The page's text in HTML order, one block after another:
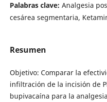
Palabras clave: Analgesia
cesárea segmentaria,
Resumen
Objetivo: Comparar la
infiltración de la incisión de
bupivacaína para la